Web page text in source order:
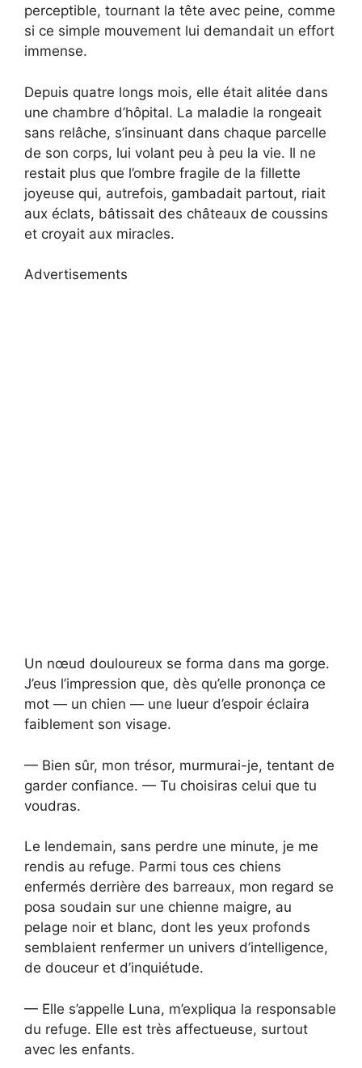
perceptible, tournant la tête avec peine, comme
si ce simple mouvement lui demandait un effort
immense.
Depuis quatre longs mois, elle était alitée dans
une chambre d’hôpital. La maladie la rongeait
sans relâche, s’insinuant dans chaque parcelle
de son corps, lui volant peu à peu la vie. Il ne
restait plus que l’ombre fragile de la fillette
joyeuse qui, autrefois, gambadait partout, riait
aux éclats, bâtissait des châteaux de coussins
et croyait aux miracles.
Advertisements
Un nœud douloureux se forma dans ma gorge.
J’eus l’impression que, dès qu’elle prononça ce
mot — un chien — une lueur d’espoir éclaira
faiblement son visage.
— Bien sûr, mon trésor, murmurai-je, tentant de
garder confiance. — Tu choisiras celui que tu
voudras.
Le lendemain, sans perdre une minute, je me
rendis au refuge. Parmi tous ces chiens
enfermés derrière des barreaux, mon regard se
posa soudain sur une chienne maigre, au
pelage noir et blanc, dont les yeux profonds
semblaient renfermer un univers d’intelligence,
de douceur et d’inquiétude.
— Elle s’appelle Luna, m’expliqua la responsable
du refuge. Elle est très affectueuse, surtout
avec les enfants.